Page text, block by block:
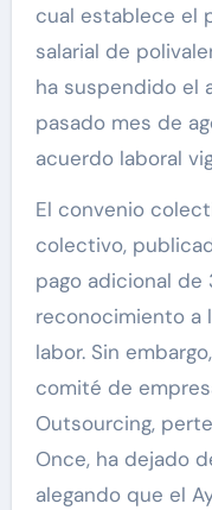
cual establece el
salarial de
ha suspendido el
pasado mes de
acuerdo laboral
El convenio
colectivo,
pago adicional de
reconocimiento a
labor. Sin
comité de
Outsourcing,
Once, ha dejado
alegando que el